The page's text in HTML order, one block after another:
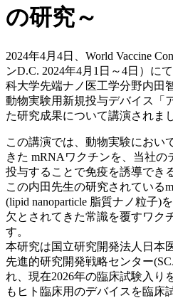
の研究～
2024年4月4日、World Vaccine
ンD.C. 2024年4月1日～4日）に
科大学先端ナノ医工学分野内田
動物実験用新規投与デバイス「
た研究成果について講演されま
この講演では、動物実験におい
きた mRNAワクチンを、当社の
投与することで免疫を誘導でき
この内田先生の研究されている
(lipid nanoparticle 脂質ナノ粒子)
欠とされてきた常識を覆すワク
す。
本研究は国立研究開発法人日本
先進的研究開発戦略センター
れ、現在2026年の臨床試験入り
もヒト臨床用のデバイスを臨床